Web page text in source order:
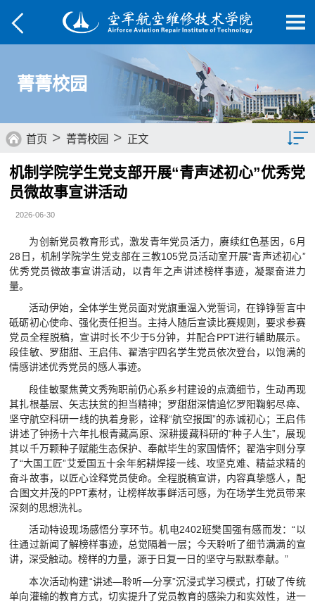
菁菁校园
首页 > 菁菁校园 > 正文
综合要闻
媒体航院
菁菁校园
视频航院
教育家精神万里行
机制学院学生党支部开展“青声述初心”优秀党
员微故事宣讲活动
2026-06-30
为创新党员教育形式，激发青年党员活力，赓续红色基因，6月
28日，机制学院学生党支部在三教105党员活动室开展“青声述初心”
优秀党员微故事宣讲活动，以青年之声讲述榜样事迹，凝聚奋进力
量。
活动伊始，全体学生党员面对党旗重温入党誓词，在铮铮誓言中
砥砺初心使命、强化责任担当。主持人随后宣读比赛规则，要求参赛
党员全程脱稿，宣讲时长不少于5分钟，并配合PPT进行辅助展示。
段佳敏、罗甜甜、王启伟、翟浩宇四名学生党员依次登台，以饱满的
情感讲述优秀党员的感人事迹。
段佳敏聚焦黄文秀殉职前仍心系乡村建设的点滴细节，生动再现
其扎根基层、矢志扶贫的担当精神；罗甜甜深情追忆罗阳鞠躬尽瘁、
坚守航空科研一线的执着身影，诠释“航空报国”的赤诚初心；王启伟
讲述了钟扬十六年扎根青藏高原、深耕援藏科研的“种子人生”，展现
其以千万颗种子赋能生态保护、奉献毕生的家国情怀；翟浩宇则分享
了“大国工匠”艾爱国五十余年躬耕焊接一线、攻坚克难、精益求精的
奋斗故事，以匠心诠释党员使命。全程脱稿宣讲，内容真挚感人，配
合图文并茂的PPT素材，让榜样故事鲜活可感，为在场学生党员带来
深刻的思想洗礼。
活动特设现场感悟分享环节。机电2402班樊国强有感而发：“以
往通过新闻了解榜样事迹，总觉隔着一层；今天聆听了细节满满的宣
讲，深受触动。榜样的力量，源于日复一日的坚守与默默奉献。”
本次活动构建“讲述—聆听—分享”沉浸式学习模式，打破了传统
单向灌输的教育方式，切实提升了党员教育的感染力和实效性，进一